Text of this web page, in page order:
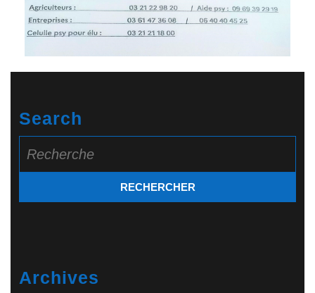
Search
for:
Archives